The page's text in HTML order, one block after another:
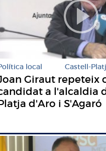
local Castell-
Giraut repeteix
a l'alcaldia
d'Aro i S'Agaró